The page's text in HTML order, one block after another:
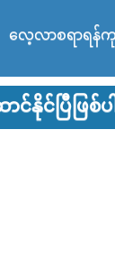
လေ့လာစရာရန်
ောင်နိုင်ပြီဖ